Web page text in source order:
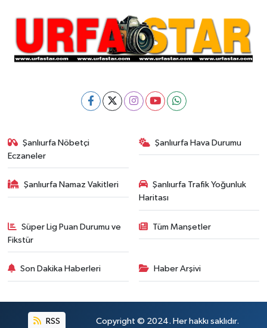
Şanlıurfa Nöbetçi
Eczaneler
Şanlıurfa Hava Durumu
Şanlıurfa Namaz Vakitleri
Şanlıurfa Trafik Yoğunluk
Haritası
Süper Lig Puan Durumu ve
Fikstür
Tüm Manşetler
Son Dakika Haberleri Haber Arşivi
RSS Copyright © 2024. Her hakkı saklıdır.